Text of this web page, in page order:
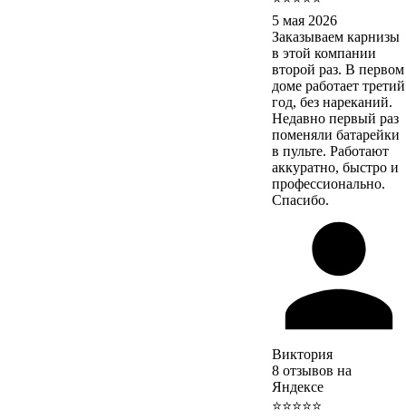
5 мая 2026
Заказываем карнизы
в этой компании
второй раз. В первом
доме работает третий
год, без нареканий.
Недавно первый раз
поменяли батарейки
в пульте. Работают
аккуратно, быстро и
профессионально.
Спасибо.
Виктория
8 отзывов на
Яндексе
⭐⭐⭐⭐⭐